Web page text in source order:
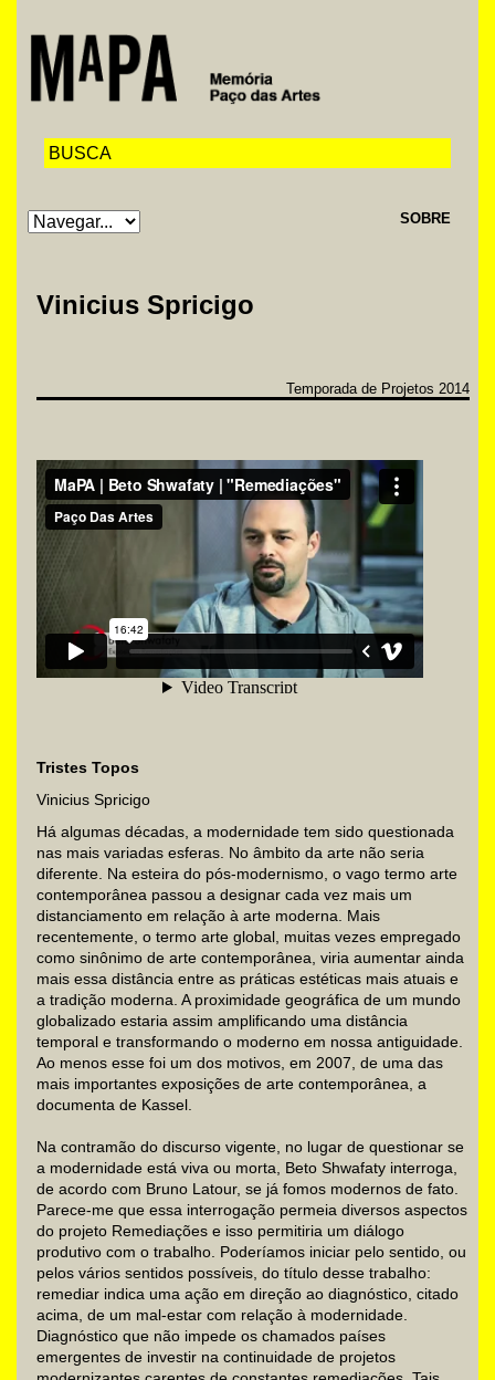
SOBRE
Vinicius Spricigo
Temporada de Projetos 2014
Tristes Topos
Vinicius Spricigo
Há algumas décadas, a modernidade tem sido questionada
nas mais variadas esferas. No âmbito da arte não seria
diferente. Na esteira do pós-modernismo, o vago termo arte
contemporânea passou a designar cada vez mais um
distanciamento em relação à arte moderna. Mais
recentemente, o termo arte global, muitas vezes empregado
como sinônimo de arte contemporânea, viria aumentar ainda
mais essa distância entre as práticas estéticas mais atuais e
a tradição moderna. A proximidade geográfica de um mundo
globalizado estaria assim amplificando uma distância
temporal e transformando o moderno em nossa antiguidade.
Ao menos esse foi um dos motivos, em 2007, de uma das
mais importantes exposições de arte contemporânea, a
documenta de Kassel.
Na contramão do discurso vigente, no lugar de questionar se
a modernidade está viva ou morta, Beto Shwafaty interroga,
de acordo com Bruno Latour, se já fomos modernos de fato.
Parece-me que essa interrogação permeia diversos aspectos
do projeto Remediações e isso permitiria um diálogo
produtivo com o trabalho. Poderíamos iniciar pelo sentido, ou
pelos vários sentidos possíveis, do título desse trabalho:
remediar indica uma ação em direção ao diagnóstico, citado
acima, de um mal-estar com relação à modernidade.
Diagnóstico que não impede os chamados países
emergentes de investir na continuidade de projetos